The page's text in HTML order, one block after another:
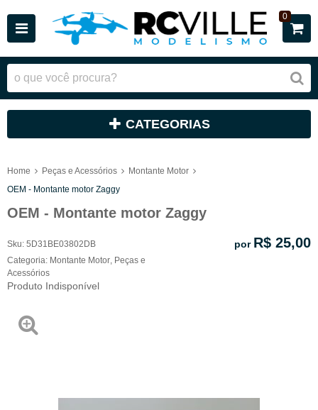
0
CATEGORIAS
Home Peças e Acessórios
Montante Motor
OEM - Montante motor Zaggy
OEM - Montante motor Zaggy
Sku: 5D31BE03802DB
Categoria: Montante Motor Peças e
Acessórios
Produto Indisponível
por R$ 25,00